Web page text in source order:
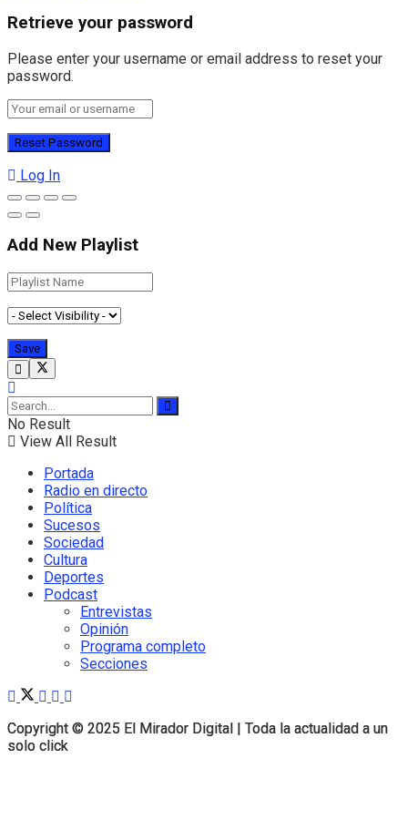
Copyright © 2025 El Mirador Digital | Toda la actualidad a un
solo click
Retrieve your password
Please enter your username or email address to reset your
password.
Log In
Add New Playlist
No Result
View All Result
Portada
Radio en directo
Política
Sucesos
Sociedad
Cultura
Deportes
Podcast
Entrevistas
Opinión
Programa completo
Secciones
Copyright © 2025 El Mirador Digital | Toda la actualidad a un
solo click